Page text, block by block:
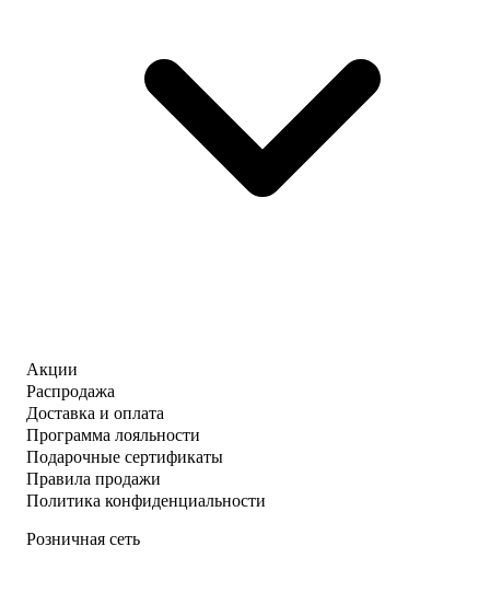
Акции
Распродажа
Доставка и оплата
Программа лояльности
Подарочные сертификаты
Правила продажи
Политика конфиденциальности
Розничная сеть